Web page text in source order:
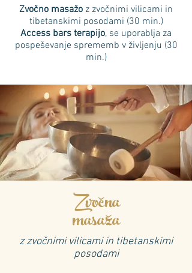
Zvočno masažo z zvočnimi vilicami in
tibetanskimi posodami (30 min.)
Access bars terapijo, se uporablja za
pospeševanje sprememb v življenju (30
min.)
Zvočna
masaža
z zvočnimi vilicami in tibetanskimi
posodami